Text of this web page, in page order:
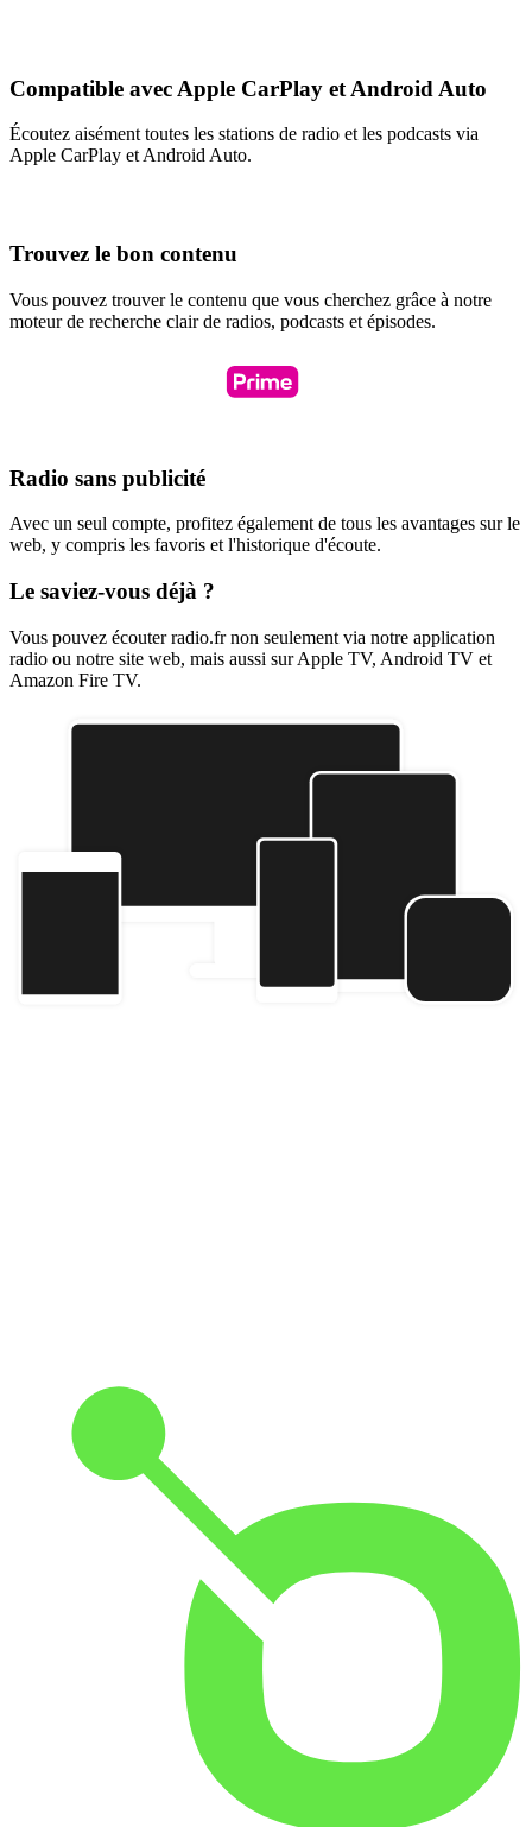
Compatible avec Apple CarPlay et Android Auto
Écoutez aisément toutes les stations de radio et les podcasts via
Apple CarPlay et Android Auto.
Trouvez le bon contenu
Vous pouvez trouver le contenu que vous cherchez grâce à notre
moteur de recherche clair de radios, podcasts et épisodes.
Radio sans publicité
Avec un seul compte, profitez également de tous les avantages sur le
web, y compris les favoris et l'historique d'écoute.
Le saviez-vous déjà ?
Vous pouvez écouter radio.fr non seulement via notre application
radio ou notre site web, mais aussi sur Apple TV, Android TV et
Amazon Fire TV.